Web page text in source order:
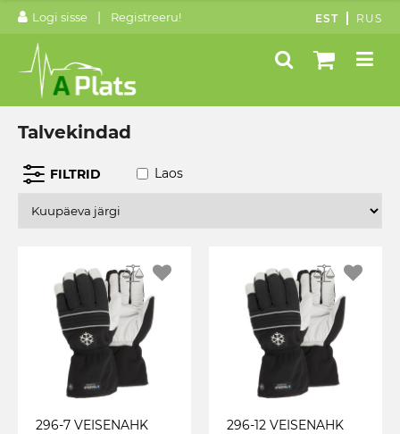
Logi sisse | Registreeru! EST RUS
Talvekindad
FILTRID Laos
296-7 VEISENAHK
296-12 VEISENAHK